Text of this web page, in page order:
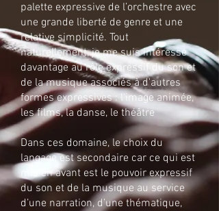
palette expressive de l’orchestre avec
une grande liberté de genre et une
relative simplicité. Tout
naturellement, je me suis intéressé
davantage au rôle expressif du son et
de la musique associés à d'autres
formes expressives : l'image animée,
les films, la danse, le théâtre
Dans ces domaine, le choix du
langage est secondaire car ce qui est
mis en avant est le pouvoir expressif
du son et de la musique au service
d’une narration, d’une thématique,